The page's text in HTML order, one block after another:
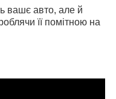
вашє авто, але й
її помітною на